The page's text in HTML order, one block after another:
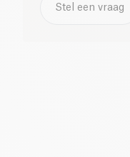
Stel een vraag